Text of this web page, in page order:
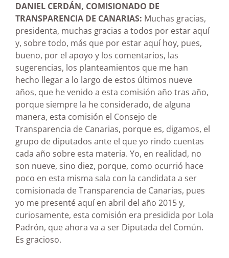
DANIEL CERDÁN, COMISIONADO DE
TRANSPARENCIA DE CANARIAS: Muchas gracias,
presidenta, muchas gracias a todos por estar aquí
y, sobre todo, más que por estar aquí hoy, pues,
bueno, por el apoyo y los comentarios, las
sugerencias, los planteamientos que me han
hecho llegar a lo largo de estos últimos nueve
años, que he venido a esta comisión año tras año,
porque siempre la he considerado, de alguna
manera, esta comisión el Consejo de
Transparencia de Canarias, porque es, digamos, el
grupo de diputados ante el que yo rindo cuentas
cada año sobre esta materia. Yo, en realidad, no
son nueve, sino diez, porque, como ocurrió hace
poco en esta misma sala con la candidata a ser
comisionada de Transparencia de Canarias, pues
yo me presenté aquí en abril del año 2015 y,
curiosamente, esta comisión era presidida por Lola
Padrón, que ahora va a ser Diputada del Común.
Es gracioso.